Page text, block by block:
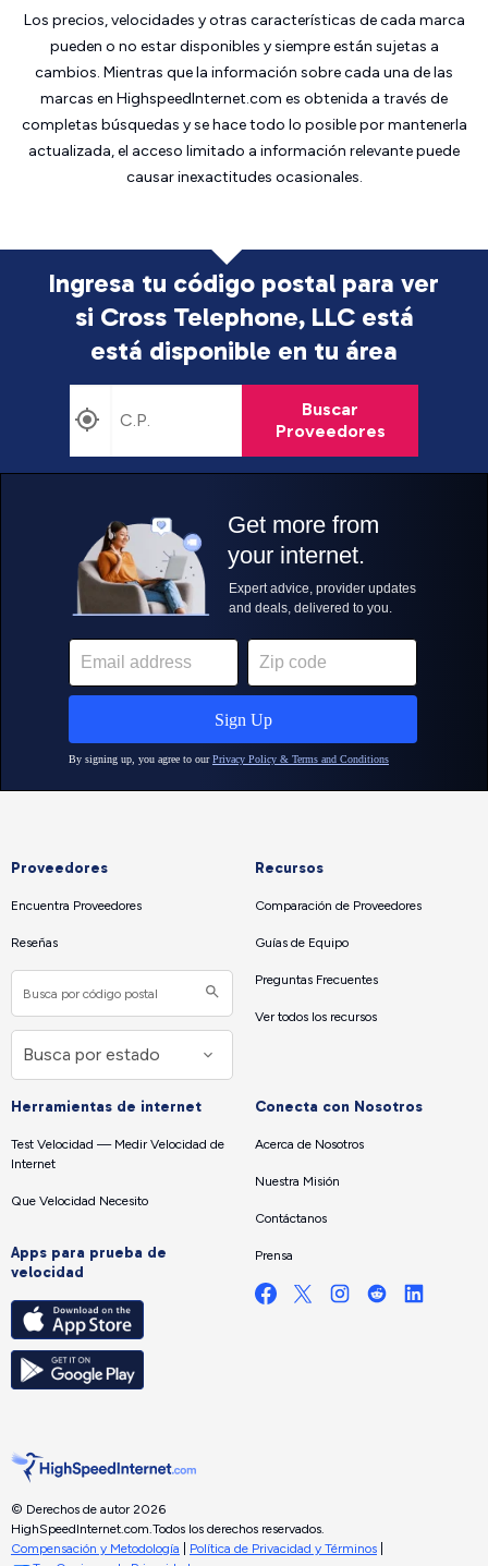
Los precios, velocidades y otras características de cada marca
pueden o no estar disponibles y siempre están sujetas a
cambios. Mientras que la información sobre cada una de las
marcas en HighspeedInternet.com es obtenida a través de
completas búsquedas y se hace todo lo posible por mantenerla
actualizada, el acceso limitado a información relevante puede
causar inexactitudes ocasionales.
Ingresa tu código postal para ver
si Cross Telephone, LLC está
está disponible en tu área
Buscar
Proveedores
Proveedores
Encuentra Proveedores
Reseñas
Recursos
Comparación de Proveedores
Guías de Equipo
Preguntas Frecuentes
Ver todos los recursos
Herramientas de internet
Test Velocidad — Medir Velocidad de
Internet
Que Velocidad Necesito
Apps para prueba de
velocidad
Conecta con Nosotros
Acerca de Nosotros
Nuestra Misión
Contáctanos
Prensa
© Derechos de autor 2026
HighSpeedInternet.com. Todos los derechos reservados.
Compensación y Metodología
Política de Privacidad y Términos